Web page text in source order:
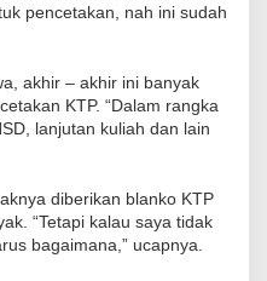
pencetakan, nah ini sudah
akhir – akhir ini banyak
KTP. “Dalam rangka
lanjutan kuliah dan lain
diberikan blanko KTP
“Tetapi kalau saya tidak
bagaimana,” ucapnya.